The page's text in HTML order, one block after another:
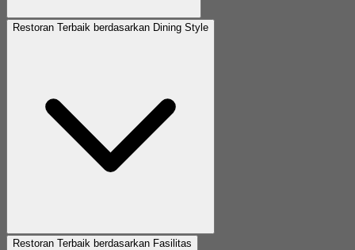
Restoran Terbaik berdasarkan Dining Style
Restoran Terbaik berdasarkan Fasilitas